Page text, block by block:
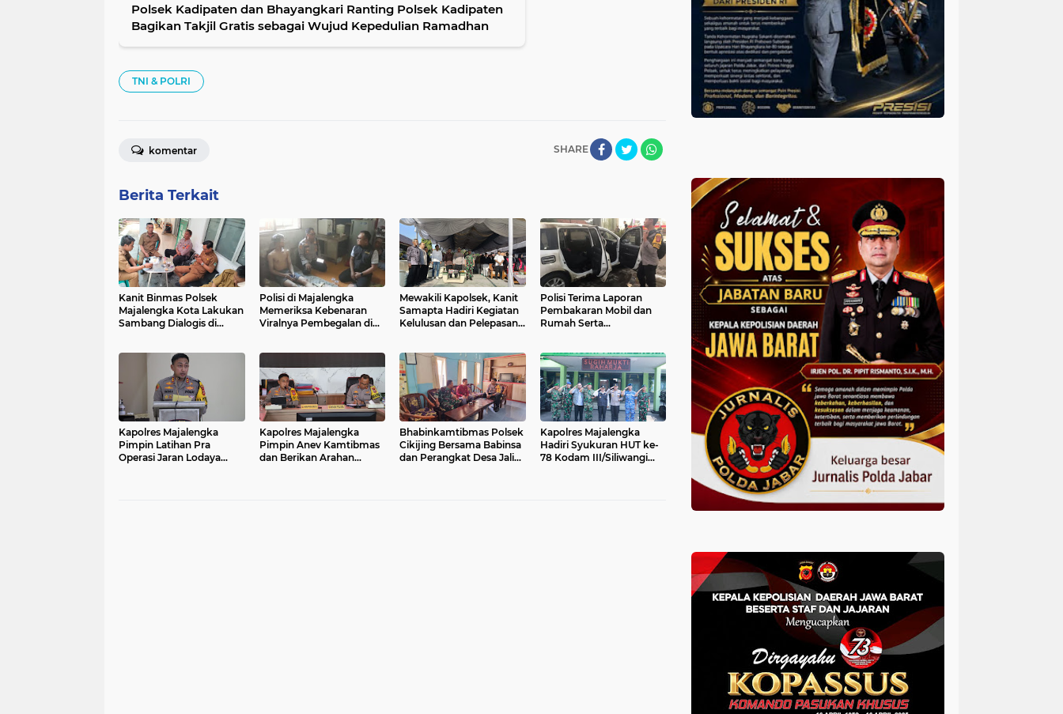
Polsek Kadipaten dan Bhayangkari Ranting Polsek Kadipaten
Bagikan Takjil Gratis sebagai Wujud Kepedulian Ramadhan
TNI & POLRI
SHARE
komentar
Berita Terkait
Kanit Binmas Polsek
Majalengka Kota Lakukan
Sambang Dialogis di
Polisi di Majalengka
Memeriksa Kebenaran
Viralnya Pembegalan di
Mewakili Kapolsek, Kanit
Samapta Hadiri Kegiatan
Kelulusan dan Pelepasan
Polisi Terima Laporan
Pembakaran Mobil dan
Rumah Serta
Kapolres Majalengka
Pimpin Latihan Pra
Operasi Jaran Lodaya
Kapolres Majalengka
Pimpin Anev Kamtibmas
dan Berikan Arahan
Bhabinkamtibmas Polsek
Cikijing Bersama Babinsa
dan Perangkat Desa Jalin
Kapolres Majalengka
Hadiri Syukuran HUT ke-
78 Kodam III/Siliwangi